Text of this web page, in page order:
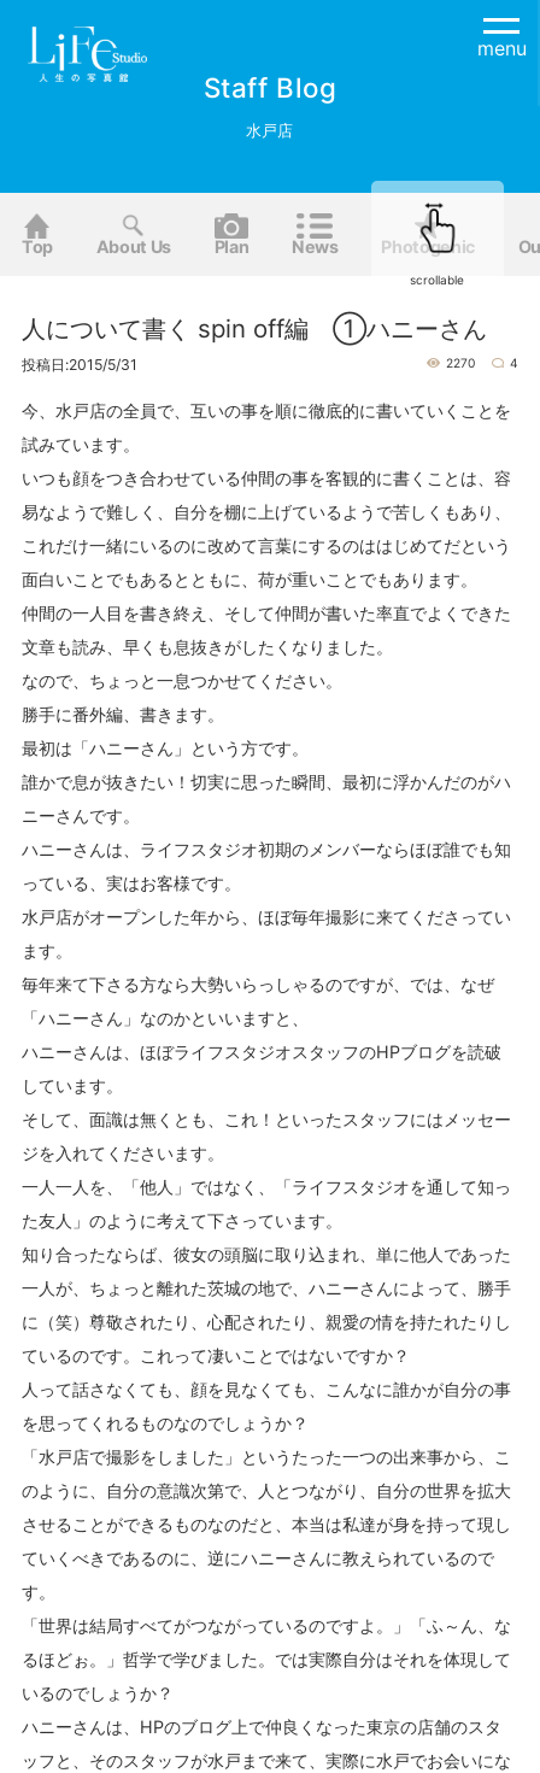
menu
Staff Blog
水戸店
Top About Us Plan News Photogenic
scrollable
人について書く spin off編 ①ハニーさん
投稿日:2015/5/31 2270 4
今、水戸店の全員で、互いの事を順に徹底的に書いていくことを
試みています。
いつも顔をつき合わせている仲間の事を客観的に書くことは、容
易なようで難しく、自分を棚に上げているようで苦しくもあり、
これだけ一緒にいるのに改めて言葉にするのははじめてだという
面白いことでもあるとともに、荷が重いことでもあります。
仲間の一人目を書き終え、そして仲間が書いた率直でよくできた
文章も読み、早くも息抜きがしたくなりました。
なので、ちょっと一息つかせてください。
勝手に番外編、書きます。
最初は「ハニーさん」という方です。
誰かで息が抜きたい！切実に思った瞬間、最初に浮かんだのがハ
ニーさんです。
ハニーさんは、ライフスタジオ初期のメンバーならほぼ誰でも知
っている、実はお客様です。
水戸店がオープンした年から、ほぼ毎年撮影に来てくださってい
ます。
毎年来て下さる方なら大勢いらっしゃるのですが、では、なぜ
「ハニーさん」なのかといいますと、
ハニーさんは、ほぼライフスタジオスタッフのHPブログを読破
しています。
そして、面識は無くとも、これ！といったスタッフにはメッセー
ジを入れてくださいます。
一人一人を、「他人」ではなく、「ライフスタジオを通して知っ
た友人」のように考えて下さっています。
知り合ったならば、彼女の頭脳に取り込まれ、単に他人であった
一人が、ちょっと離れた茨城の地で、ハニーさんによって、勝手
に（笑）尊敬されたり、心配されたり、親愛の情を持たれたりし
ているのです。これって凄いことではないですか？
人って話さなくても、顔を見なくても、こんなに誰かが自分の事
を思ってくれるものなのでしょうか？
「水戸店で撮影をしました」というたった一つの出来事から、こ
のように、自分の意識次第で、人とつながり、自分の世界を拡大
させることができるものなのだと、本当は私達が身を持って現し
ていくべきであるのに、逆にハニーさんに教えられているので
す。
「世界は結局すべてがつながっているのですよ。」「ふ～ん、な
るほどぉ。」哲学で学びました。では実際自分はそれを体現して
いるのでしょうか？
ハニーさんは、HPのブログ上で仲良くなった東京の店舗のスタ
ッフと、そのスタッフが水戸まで来て、実際に水戸でお会いにな